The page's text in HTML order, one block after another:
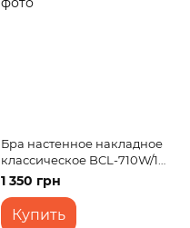
Бра настенное накладное
классическое BCL-710W/1
E14 AB
1 350 грн
Купить